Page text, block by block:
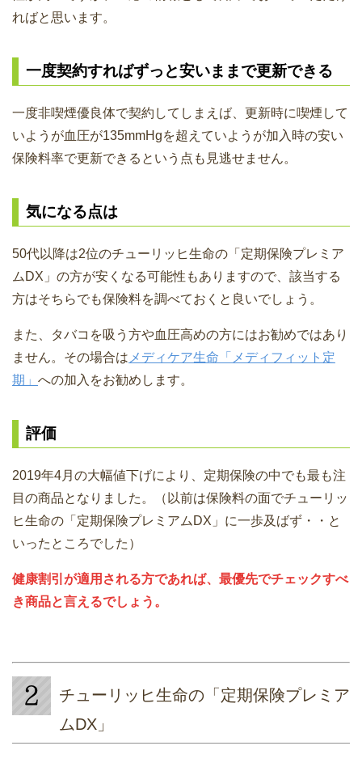
ればと思います。
一度契約すればずっと安いままで更新できる
一度非喫煙優良体で契約してしまえば、更新時に喫煙して
いようが血圧が135mmHgを超えていようが加入時の安い
保険料率で更新できるという点も見逃せません。
気になる点は
50代以降は2位のチューリッヒ生命の「定期保険プレミア
ムDX」の方が安くなる可能性もありますので、該当する
方はそちらでも保険料を調べておくと良いでしょう。
また、タバコを吸う方や血圧高めの方にはお勧めではあり
ません。その場合は メディケア生命「メディフィット定
期」 への加入をお勧めします。
評価
2019年4月の大幅値下げにより、定期保険の中でも最も注
目の商品となりました。（以前は保険料の面でチューリッ
ヒ生命の「定期保険プレミアムDX」に一歩及ばず・・と
いったところでした）
健康割引が適用される方であれば、最優先でチェックすべ
き商品と言えるでしょう。
チューリッヒ生命の「定期保険プレミア
ムDX」